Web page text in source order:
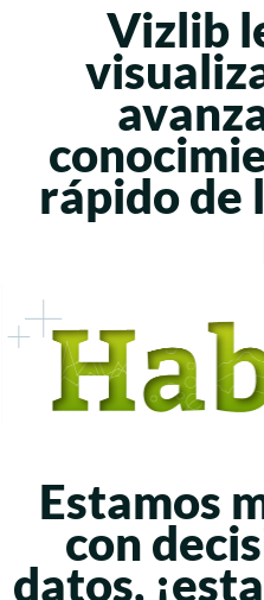
Vizlib
rápido de
Estamos
con
datos,